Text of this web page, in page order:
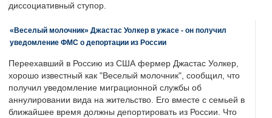
диссоциативный ступор.
«Веселый молочник» Джастас Уолкер в ужасе - он получил
уведомление ФМС о депортации из России
Переехавший в Россию из США фермер Джастас Уолкер,
хорошо известный как "Веселый молочник", сообщил, что
получил уведомление миграционной службы об
аннулировании вида на жительство. Его вместе с семьей в
ближайшее время должны депортировать из России. Что